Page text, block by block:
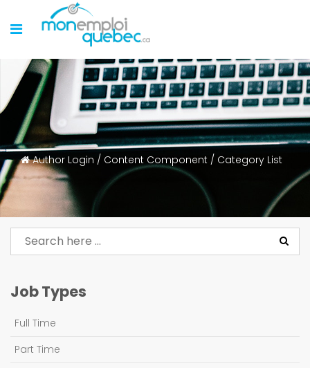
Author Login / Content Component / Category List
Job Types
Full Time
Part Time